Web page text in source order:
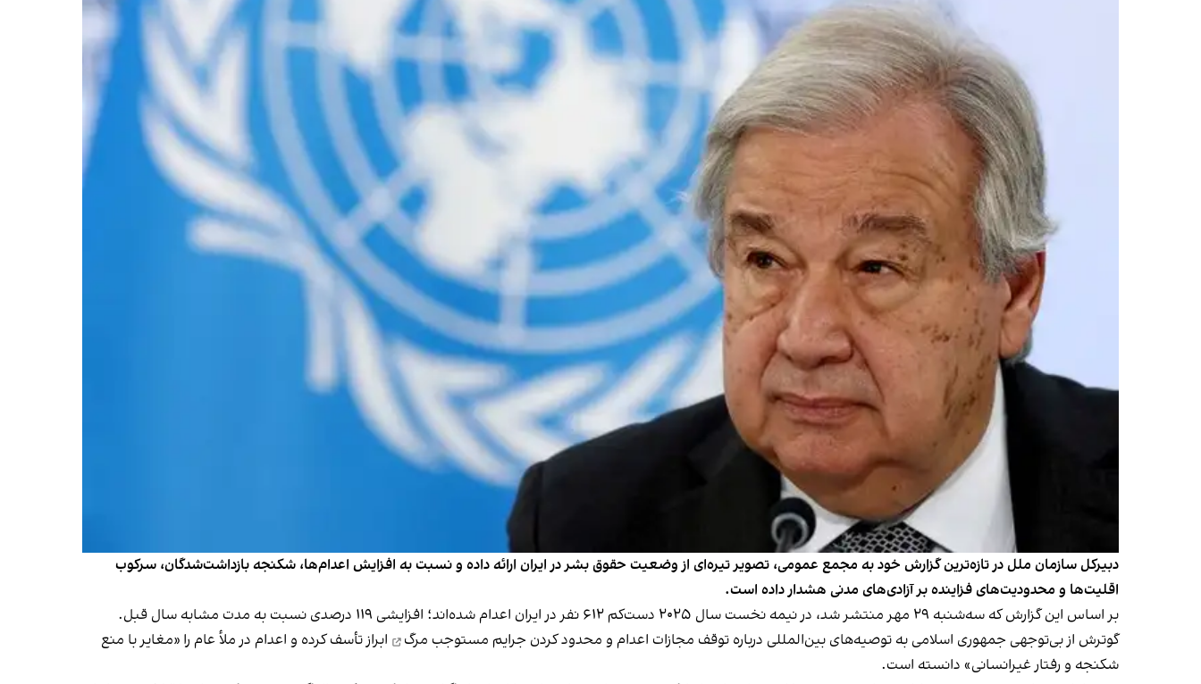
دبیرکل سازمان ملل در تازه‌ترین گزارش خود به مجمع عمومی، تصویر تیره‌ای از وضعیت حقوق بشر در ایران ارائه داده و نسبت به افزایش اعدام‌ها، شکنجه بازداشت‌شدگان، سرکوب
اقلیت‌ها و محدودیت‌های فزاینده بر آزادی‌های مدنی هشدار داده است.
بر اساس این گزارش که سه‌شنبه ۲۹ مهر منتشر شد، در نیمه نخست سال ۲۰۲۵ دست‌کم ۶۱۲ نفر در ایران اعدام شده‌اند؛ افزایشی ۱۱۹ درصدی نسبت به مدت مشابه سال قبل.
گوترش از بی‌توجهی جمهوری اسلامی به توصیه‌های بین‌المللی درباره توقف مجازات اعدام و محدود کردن جرایم مستوجب مرگ
ابراز تأسف کرده و اعدام در ملأ عام را «مغایر با منع
شکنجه و رفتار غیرانسانی» دانسته است.